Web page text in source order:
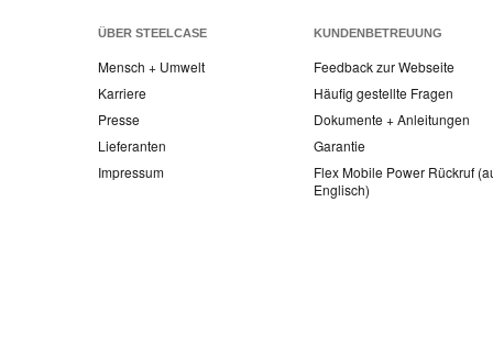
ÜBER STEELCASE
Mensch + Umwelt
Karriere
Presse
Lieferanten
Impressum
KUNDENBETREUUNG
Feedback zur Webseite
Häufig gestellte Fragen
Dokumente + Anleitungen
Garantie
Flex Mobile Power Rückruf
Englisch)